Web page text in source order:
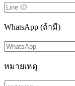
WhatsApp (ถ้ามี)
หมายเหตุ